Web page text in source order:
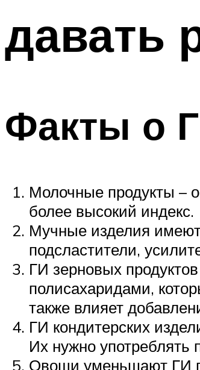
давать
Факты о
Молочные продукты –
более высокий индекс.
Мучные изделия
подсластители,
ГИ зерновых
полисахаридами,
также влияет
ГИ кондитерских
Их нужно
Овощи уменьшают ГИ